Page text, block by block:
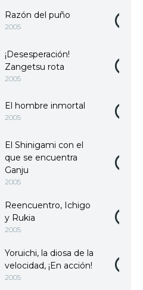
Razón del puño
2005
¡Desesperación!
Zangetsu rota
2005
El hombre inmortal
2005
El Shinigami con el
que se encuentra
Ganju
2005
Reencuentro, Ichigo
y Rukia
2005
Yoruichi, la diosa de la
velocidad, ¡En acción!
2005